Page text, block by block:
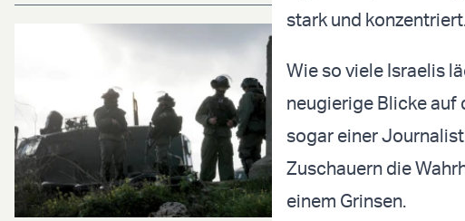
stark und
Wie so viele Israelis
neugierige Blicke auf
sogar einer
Zuschauern die
einem Grinsen.